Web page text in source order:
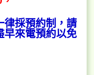
律採預約制，請
早來電預約以免